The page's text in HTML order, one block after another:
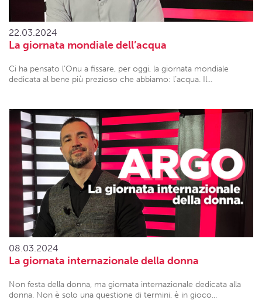
22.03.2024
La giornata mondiale dell’acqua
Ci ha pensato l’Onu a fissare, per oggi, la giornata mondiale
dedicata al bene più prezioso che abbiamo: l’acqua. Il...
08.03.2024
La giornata internazionale della donna
Non festa della donna, ma giornata internazionale dedicata alla
donna. Non è solo una questione di termini, è in gioco...